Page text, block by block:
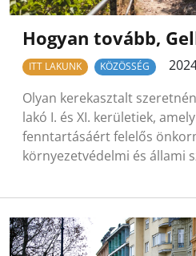
Hogyan tovább,
ITT LAKUNK KÖZÖSSÉG
Olyan kerekasztalt
lakó I. és XI. kerületiek,
fenntartásáért felelős
környezetvédelmi és állami